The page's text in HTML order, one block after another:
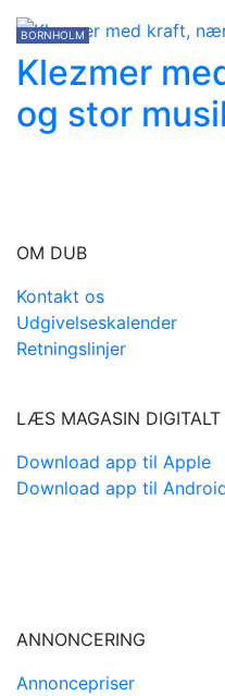
BORNHOLM
Klezmer
og stor
OM DUB
Kontakt os
Udgivelseskalender
Retningslinjer
LÆS MAGASIN DIGITALT
Download app til Apple
Download app til
ANNONCERING
Annoncepriser